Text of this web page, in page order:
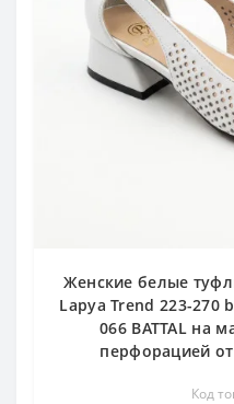
Женские белые
Lapya Trend 223-270
066 BATTAL на
перфорацией
Код